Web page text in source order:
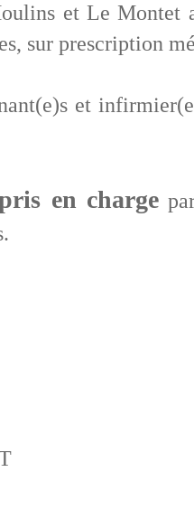
et Le Montet
sur prescription
et
en charge